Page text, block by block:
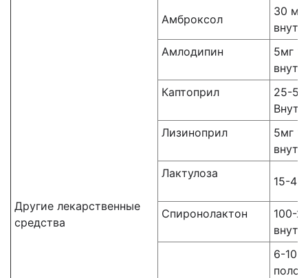
Другие лекарственные
средства
Амброксол
30 мг
Амлодипин
5мг
Каптоприл
25-
Лизиноприл
5мг 1
Лактулоза
15-
Спиронолактон
100-
6-10